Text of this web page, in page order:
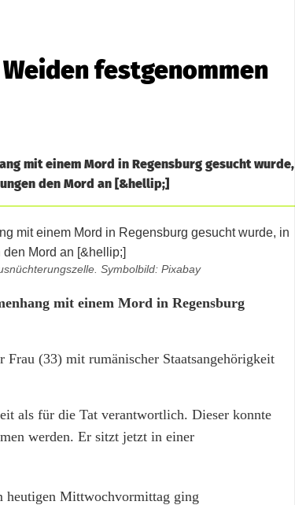
festgenommen
mit einem Mord in Regensburg gesucht wurde,
den Mord an [&hellip;]
Symbolbild: Pixabay
mit einem Mord in Regensburg
(33) mit rumänischer Staatsangehörigkeit
als für die Tat verantwortlich. Dieser konnte
werden. Er sitzt jetzt in einer
heutigen Mittwochvormittag ging